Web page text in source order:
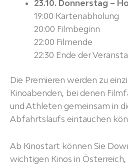
23.10. Donnerstag –
19:00 Kartenabholung
20:00 Filmbeginn
22:00 Filmende
22:30 Ende der
Die Premieren werden zu
Kinoabenden, bei denen
und Athleten gemeinsam in
Abfahrtslaufs eintauchen
Ab Kinostart können Sie
wichtigen Kinos in Österreich,